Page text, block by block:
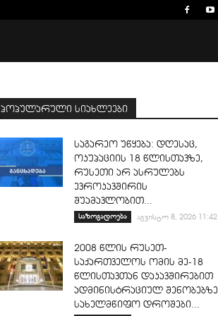
პოპულარული სიახლეები
საგარეო უწყება: დღესაც,
ოკუპაციის 18 წლისთავზე,
რუსეთი არ ასრულებს
ევროკავშირის
შუამავლობით...
საზოგადოება აგვისტო 8, 2026 11:42
2008 წლის რუსეთ-
საქართველოს ომის მე-18
წლისთავთან დაკავშირებით
ადმინისტრაციულ შენობებზე
სახელმწიფო დროშები...